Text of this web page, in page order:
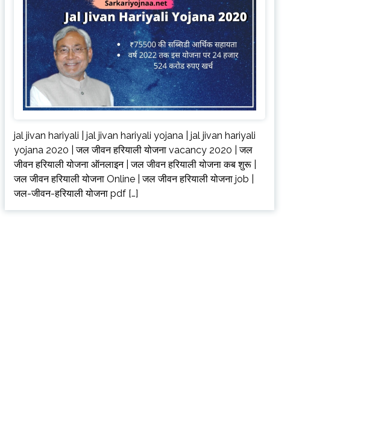
jal jivan hariyali | jal jivan hariyali yojana | jal jivan hariyali
yojana 2020 | जल जीवन हरियाली योजना vacancy 2020 | जल
जीवन हरियाली योजना ऑनलाइन | जल जीवन हरियाली योजना कब शुरू |
जल जीवन हरियाली योजना Online | जल जीवन हरियाली योजना job |
जल-जीवन-हरियाली योजना pdf […]